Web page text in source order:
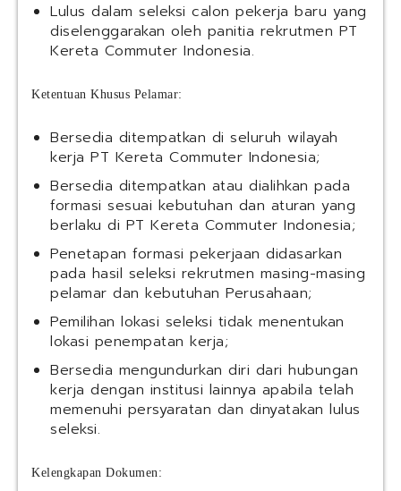
Lulus dalam seleksi calon pekerja baru yang
diselenggarakan oleh panitia rekrutmen PT
Kereta Commuter Indonesia.
Ketentuan Khusus Pelamar:
Bersedia ditempatkan di seluruh wilayah
kerja PT Kereta Commuter Indonesia;
Bersedia ditempatkan atau dialihkan pada
formasi sesuai kebutuhan dan aturan yang
berlaku di PT Kereta Commuter Indonesia;
Penetapan formasi pekerjaan didasarkan
pada hasil seleksi rekrutmen masing-masing
pelamar dan kebutuhan Perusahaan;
Pemilihan lokasi seleksi tidak menentukan
lokasi penempatan kerja;
Bersedia mengundurkan diri dari hubungan
kerja dengan institusi lainnya apabila telah
memenuhi persyaratan dan dinyatakan lulus
seleksi.
Kelengkapan Dokumen: